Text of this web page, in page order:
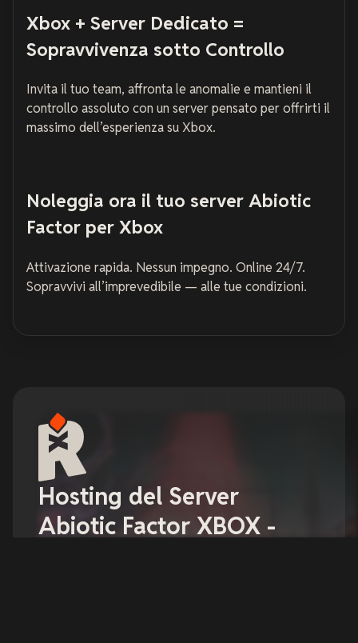
Xbox + Server Dedicato =
Sopravvivenza sotto Controllo
Invita il tuo team, affronta le anomalie e mantieni il
controllo assoluto con un server pensato per offrirti il
massimo dell’esperienza su Xbox.
Noleggia ora il tuo server Abiotic
Factor per Xbox
Attivazione rapida. Nessun impegno. Online 24/7.
Sopravvivi all’imprevedibile — alle tue condizioni.
Hosting del Server
Abiotic Factor XBOX -